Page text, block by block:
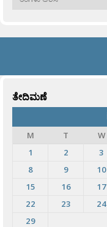
ತೇದಿಮಣೆ
M
T W
1
2 3
8
9 10
15
16 17
22
23 24
29